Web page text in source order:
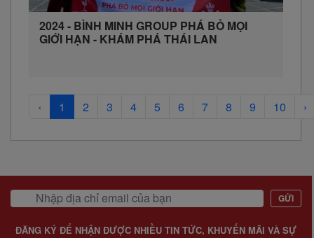
2024 - BÌNH MINH GROUP PHÁ BỎ MỌI
GIỚI HẠN - KHÁM PHÁ THÁI LAN
‹ 1 2 3 4 5 6 7 8 9 10 ›
GỬI
ĐĂNG KÝ ĐỂ NHẬN ĐƯỢC NHIỀU TIN TỨC, KHUYẾN MÃI VÀ SỰ